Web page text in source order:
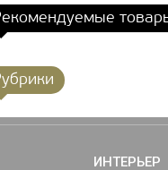
ИНТЕРЬЕР